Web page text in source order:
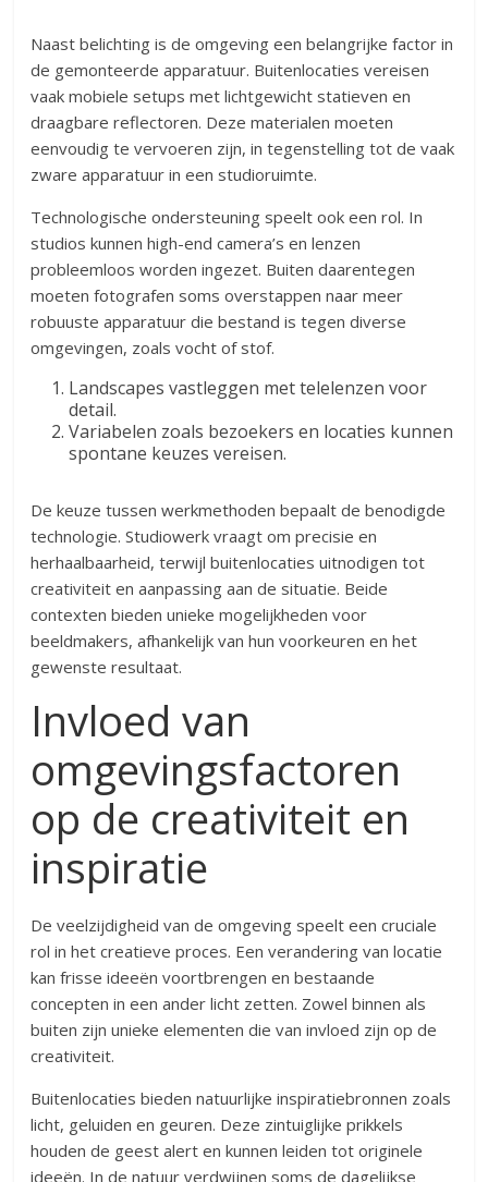
Naast belichting is de omgeving een belangrijke factor in
de gemonteerde apparatuur. Buitenlocaties vereisen
vaak mobiele setups met lichtgewicht statieven en
draagbare reflectoren. Deze materialen moeten
eenvoudig te vervoeren zijn, in tegenstelling tot de vaak
zware apparatuur in een studioruimte.
Technologische ondersteuning speelt ook een rol. In
studios kunnen high-end camera’s en lenzen
probleemloos worden ingezet. Buiten daarentegen
moeten fotografen soms overstappen naar meer
robuuste apparatuur die bestand is tegen diverse
omgevingen, zoals vocht of stof.
Landscapes vastleggen met telelenzen voor
detail.
Variabelen zoals bezoekers en locaties kunnen
spontane keuzes vereisen.
De keuze tussen werkmethoden bepaalt de benodigde
technologie. Studiowerk vraagt om precisie en
herhaalbaarheid, terwijl buitenlocaties uitnodigen tot
creativiteit en aanpassing aan de situatie. Beide
contexten bieden unieke mogelijkheden voor
beeldmakers, afhankelijk van hun voorkeuren en het
gewenste resultaat.
Invloed van
omgevingsfactoren
op de creativiteit en
inspiratie
De veelzijdigheid van de omgeving speelt een cruciale
rol in het creatieve proces. Een verandering van locatie
kan frisse ideeën voortbrengen en bestaande
concepten in een ander licht zetten. Zowel binnen als
buiten zijn unieke elementen die van invloed zijn op de
creativiteit.
Buitenlocaties bieden natuurlijke inspiratiebronnen zoals
licht, geluiden en geuren. Deze zintuiglijke prikkels
houden de geest alert en kunnen leiden tot originele
ideeën. In de natuur verdwijnen soms de dagelijkse